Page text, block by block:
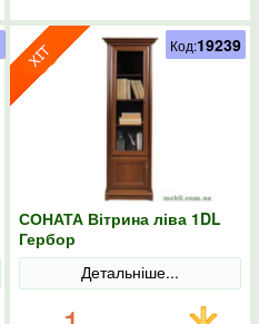
СОНАТА Вітрина ліва 1DL
Гербор
Детальніше...
Код:19239